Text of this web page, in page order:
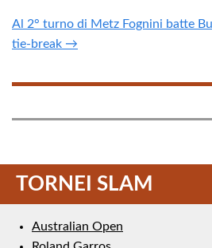
Al 2° turno di Metz Fognini batte
tie-break →
TORNEI SLAM
Australian Open